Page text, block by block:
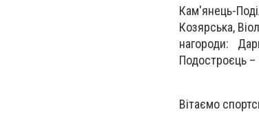
Кам'янець-
Козярська,
нагороди:
Подостроєць –
Вітаємо